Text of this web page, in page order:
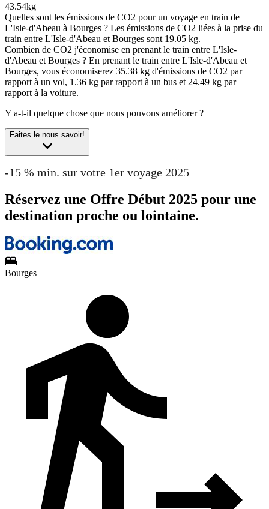
43.54kg
Quelles sont les émissions de CO2 pour un voyage en train de
L'Isle-d'Abeau à Bourges ? Les émissions de CO2 liées à la prise du
train entre L'Isle-d'Abeau et Bourges sont 19.05 kg.
Combien de CO2 j'économise en prenant le train entre L'Isle-
d'Abeau et Bourges ? En prenant le train entre L'Isle-d'Abeau et
Bourges, vous économiserez 35.38 kg d'émissions de CO2 par
rapport à un vol, 1.36 kg par rapport à un bus et 24.49 kg par
rapport à la voiture.
Y a-t-il quelque chose que nous pouvons améliorer ?
Faites le nous savoir!
-15 % min. sur votre 1er voyage 2025
Réservez une Offre Début 2025 pour une
destination proche ou lointaine.
Bourges